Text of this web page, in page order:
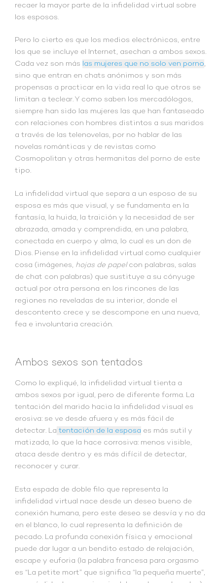
recaer la mayor parte de la infidelidad virtual sobre
los esposos.
Pero lo cierto es que los medios electrónicos, entre
los que se incluye el Internet, asechan a ambos sexos.
Cada vez son más las mujeres que no solo ven porno,
sino que entran en chats anónimos y son más
propensas a practicar en la vida real lo que otros se
limitan a teclear. Y como saben los mercadólogos,
siempre han sido las mujeres las que han fantaseado
con relaciones con hombres distintos a sus maridos
a través de las telenovelas, por no hablar de las
novelas románticas y de revistas como
Cosmopolitan y otras hermanitas del porno de este
tipo.
La infidelidad virtual que separa a un esposo de su
esposa es más que visual, y se fundamenta en la
fantasía, la huida, la traición y la necesidad de ser
abrazada, amada y comprendida, en una palabra,
conectada en cuerpo y alma, lo cual es un don de
Dios. Piense en la infidelidad virtual como cualquier
cosa (imágenes, hojas de papelcon palabras, salas
de chat con palabras) que sustituye a su cónyuge
actual por otra persona en los rincones de las
regiones no reveladas de su interior, donde el
descontento crece y se descompone en una nueva,
fea e involuntaria creación.
Ambos sexos son tentados
Como lo expliqué, la infidelidad virtual tienta a
ambos sexos por igual, pero de diferente forma. La
tentación del marido hacia la infidelidad visual es
erosiva: se ve desde afuera y es más fácil de
detectar. La tentación de la esposa es más sutil y
matizada, lo que la hace corrosiva: menos visible,
ataca desde dentro y es más difícil de detectar,
reconocer y curar.
Esta espada de doble filo que representa la
infidelidad virtual nace desde un deseo bueno de
conexión humana, pero este deseo se desvía y no da
en el blanco, lo cual representa la definición de
pecado. La profunda conexión física y emocional
puede dar lugar a un bendito estado de relajación,
escape y euforia (la palabra francesa para orgasmo
es “La petite mort” que significa “la pequeña muerte”,